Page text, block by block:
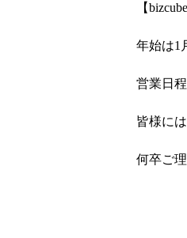
【
年始は1
営業日
皆様に
何卒ご